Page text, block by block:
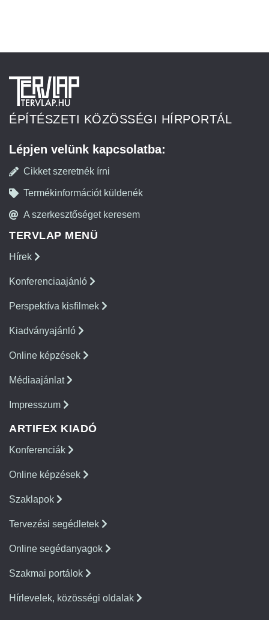
ÉPÍTÉSZETI KÖZÖSSÉGI HÍRPORTÁL
Lépjen velünk kapcsolatba:
Cikket szeretnék írni
Termékinformációt küldenék
A szerkesztőséget keresem
TERVLAP MENÜ
Hírek
Konferenciaajánló
Perspektíva kisfilmek
Kiadványajánló
Online képzések
Médiaajánlat
Impresszum
ARTIFEX KIADÓ
Konferenciák
Online képzések
Szaklapok
Tervezési segédletek
Online segédanyagok
Szakmai portálok
Hírlevelek, közösségi oldalak